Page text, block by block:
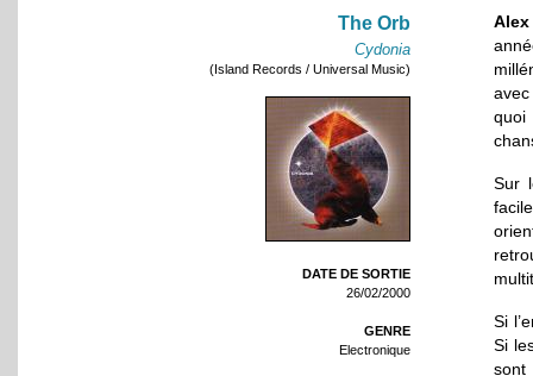
The Orb
Cydonia
(Island Records / Universal Music)
DATE DE SORTIE
26/02/2000
GENRE
Electronique
Alex
Sur
Si
Si